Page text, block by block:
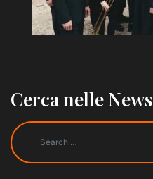
Cerca nelle News